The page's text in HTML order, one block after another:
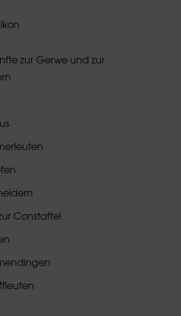
zur Gerwe und zur
Constaffel